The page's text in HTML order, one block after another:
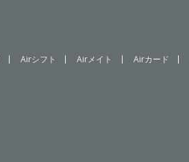
Airシフト Airメイト Airカード